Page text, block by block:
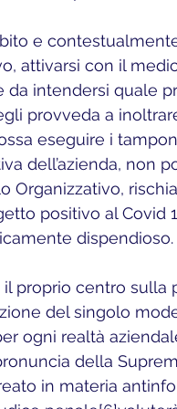
e
attivarsi con il
da intendersi quale
provveda a
eseguire i
dell’azienda, non
Organizzativo,
positivo al Covid
il proprio centro
del singolo
ogni realtà
della
in materia